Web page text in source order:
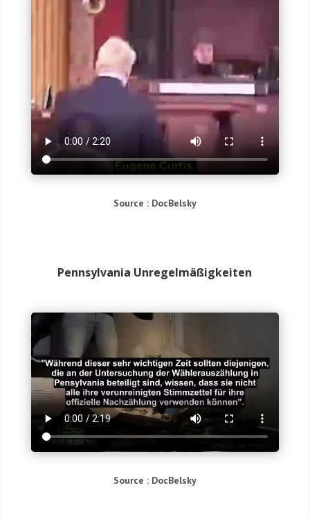
Source : Doc­Bel­sky
Pennsylvania Unregelmäßigkeiten
Source : Doc­Bel­sky